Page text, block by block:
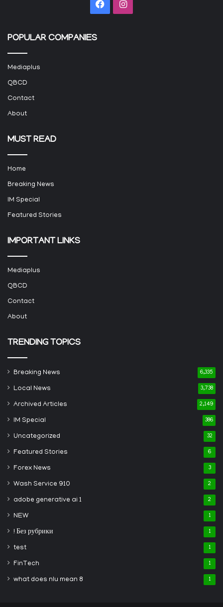
FacebookInstagram
POPULAR COMPANIES
Mediaplus
QBCD
Contact
About
MUST READ
Home
Breaking News
IM Special
Featured Stories
IMPORTANT LINKS
Mediaplus
QBCD
Contact
About
TRENDING TOPICS
Breaking News 6,335
Local News 3,738
Archived Articles 2,149
IM Special 386
Uncategorized 32
Featured Stories 6
Forex News 3
Wash Service 910 2
adobe generative ai 1 2
NEW 1
! Без рубрики 1
test 1
FinTech 1
what does nlu mean 8 1